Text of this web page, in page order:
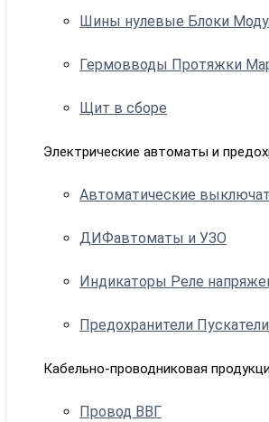
Шины нулевые Блоки
Гермовводы Протяжки
Щит в сборе
Электрические автоматы и
Автоматические
ДИФавтоматы и УЗО
Индикаторы Реле
Предохранители Пускатели
Кабельно-проводниковая
Провод ВВГ